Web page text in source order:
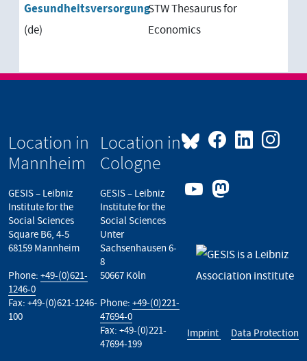
Gesundheitsversorgung
(de)
STW Thesaurus for
Economics
Location in
Mannheim
GESIS – Leibniz
Institute for the
Social Sciences
Square B6, 4-5
68159 Mannheim
Phone: +49-(0)621-
1246-0
Fax: +49-(0)621-1246-
100
Location in
Cologne
GESIS – Leibniz
Institute for the
Social Sciences
Unter
Sachsenhausen 6-
8
50667 Köln
Phone:+49-(0)221-
47694-0
Fax: +49-(0)221-
47694-199
Imprint Data Protection